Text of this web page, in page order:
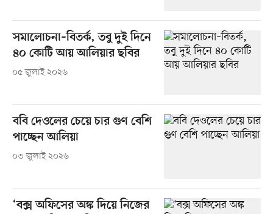
সমালোচনা–বিতর্ক, তবু দুই দিনে
৪০ কোটি আয় আলিয়ার ছবির
০৫ জুলাই ২০২৬
ববি দেওলের চেয়ে চার গুণ বেশি
পাচ্ছেন আলিয়া
০৩ জুলাই ২০২৬
‘বক্স অফিসের অঙ্ক দিয়ে নিজের